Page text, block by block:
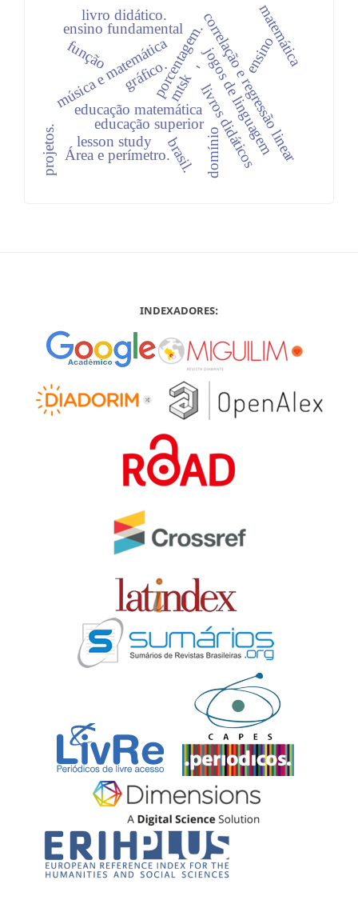
educação matemática
música e matemáticaporcentagem.
-
ensino fundamental
livros didáticos
correlação e regressão linear
ensino
educação superior
brasil.
livro didático.
jogos de linguagem
domínio
função
gráfico.
matemática
mtsk
Área e perímetro.
lesson study
projetos.
INDEXADORES: